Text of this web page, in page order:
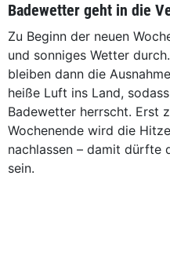
Badewetter geht in die
Zu Beginn der neuen
und sonniges Wetter
bleiben dann die
heiße Luft ins Land,
Badewetter herrscht. Erst
Wochenende wird die
nachlassen – damit dürfte
sein.